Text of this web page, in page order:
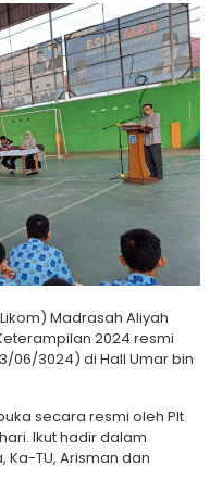
Madrasah Aliyah
2024 resmi
06/3024) di Hall Umar bin
secara resmi oleh Plt
Ikut hadir dalam
TU, Arisman dan